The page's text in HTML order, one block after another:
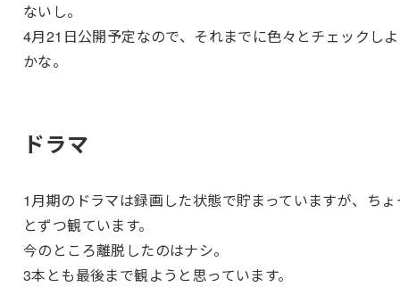
ないし。
4月21日公開予定なので、それまでに色々とチェックし
かな。
ドラマ
1月期のドラマは録画した状態で貯まっていますが、ちょ
とずつ観ています。
今のところ離脱したのはナシ。
3本とも最後まで観ようと思っています。